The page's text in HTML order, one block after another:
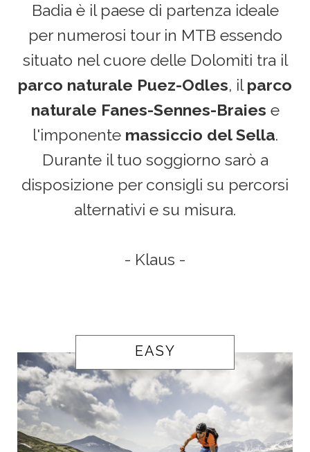
i
o
n
Badia è il paese di partenza ideale
per numerosi tour in MTB essendo
situato nel cuore delle Dolomiti tra il
parco naturale Puez-Odles, ilparco
naturale Fanes-Sennes-Braies e
l'imponente massiccio del Sella.
Durante il tuo soggiorno sarò a
disposizione per consigli su percorsi
alternativi e su misura.
- Klaus -
EASY